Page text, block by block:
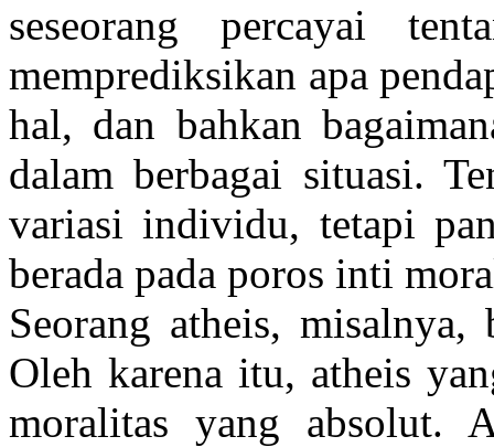
seseorang percayai
memprediksikan apa
hal, dan bahkan
dalam berbagai situasi.
variasi individu, tetapi
berada pada poros inti
Seorang atheis,
Oleh karena itu, atheis
moralitas yang absolut.